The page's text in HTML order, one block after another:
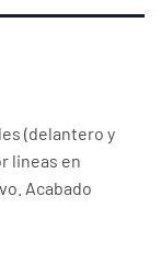
(delantero y
lineas en
Acabado